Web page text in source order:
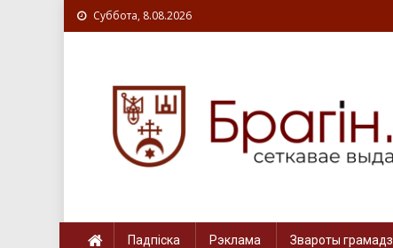
Суббота, 8.08.2026
Падпіска Рэклама Звароты